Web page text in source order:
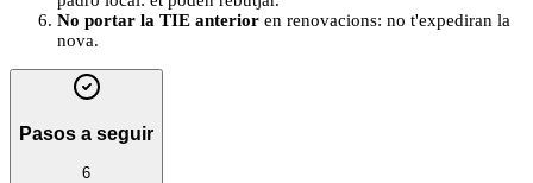
No portar la TIE anterior en renovacions: no t'expediran la
nova.
Pasos a seguir
6